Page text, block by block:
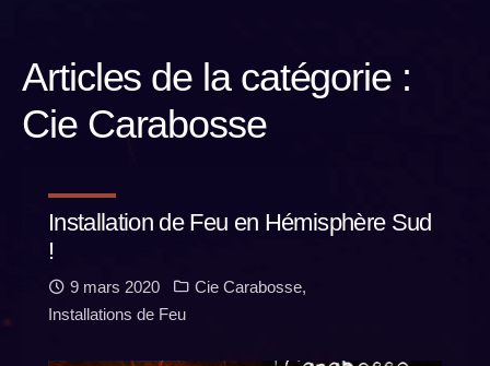
Articles de la catégorie :
Cie Carabosse
Installation de Feu en Hémisphère Sud
!
9 mars 2020 Cie Carabosse,
Installations de Feu